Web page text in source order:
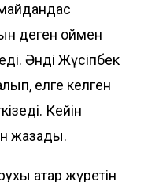
деген оймен
Әнді Жүсіпбек
елге келген
Кейін
жазады.
қатар жүретін